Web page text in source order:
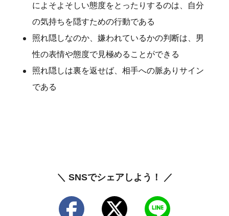
によそよそしい態度をとったりするのは、自分
の気持ちを隠すための行動である
照れ隠しなのか、嫌われているかの判断は、男
性の表情や態度で見極めることができる
照れ隠しは裏を返せば、相手への脈ありサイン
である
＼ SNSでシェアしよう！ ／